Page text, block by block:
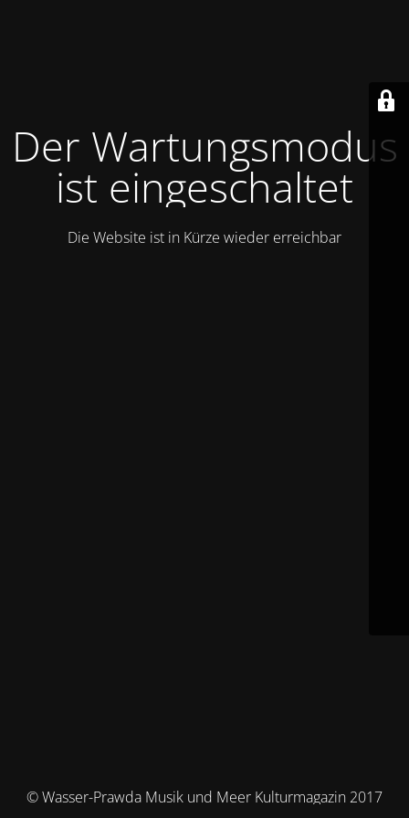
Der Wartungsmodus
ist eingeschaltet
Die Website ist in Kürze wieder erreichbar
© Wasser-Prawda Musik und Meer Kulturmagazin 2017